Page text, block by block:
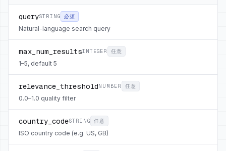
querySTRING 必須
Natural-language search query
max_num_resultsINTEGER 任意
1–5, default 5
relevance_threshold NUMBER 任意
0.0–1.0 quality filter
country_codeSTRING 任意
ISO country code (e.g. US, GB)